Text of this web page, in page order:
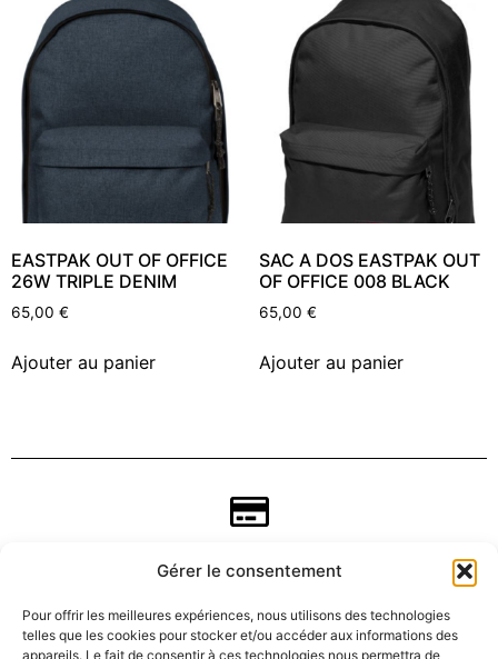
Gérer le consentement
Pour offrir les meilleures expériences, nous utilisons des technologies
telles que les cookies pour stocker et/ou accéder aux informations des
appareils. Le fait de consentir à ces technologies nous permettra de
EASTPAK OUT OF OFFICE
26W TRIPLE DENIM
65,00 €
Ajouter au panier
SAC A DOS EASTPAK OUT
OF OFFICE 008 BLACK
65,00 €
Ajouter au panier